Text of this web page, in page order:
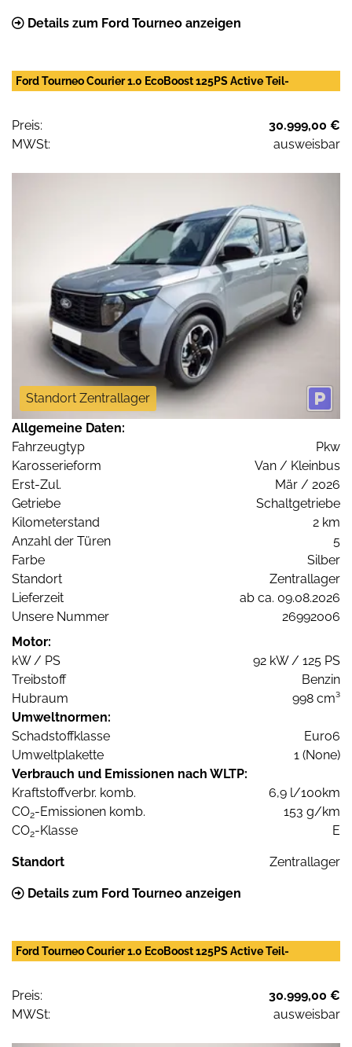
Details zum Ford Tourneo anzeigen
Ford Tourneo Courier 1.0 EcoBoost 125PS Active Teil-
Preis:
30.999,00 €
MWSt:
ausweisbar
Standort Zentrallager
Allgemeine Daten:
Fahrzeugtyp
Pkw
Karosserieform
Van / Kleinbus
Erst-Zul.
Mär / 2026
Getriebe
Schaltgetriebe
Kilometerstand
2 km
Anzahl der Türen
5
Farbe
Silber
Standort
Zentrallager
Lieferzeit
ab ca. 09.08.2026
Unsere Nummer
26992006
Motor:
kW / PS
92 kW / 125 PS
Treibstoff
Benzin
Hubraum
998 cm³
Umweltnormen:
Schadstoffklasse
Euro6
Umweltplakette
1 (None)
Verbrauch und Emissionen nach WLTP:
Kraftstoffverbr. komb.
6,9 l/100km
CO2-Emissionen komb.
153 g/km
CO2-Klasse E
Standort Zentrallager
Details zum Ford Tourneo anzeigen
Ford Tourneo Courier 1.0 EcoBoost 125PS Active Teil-
Preis:
30.999,00 €
MWSt:
ausweisbar